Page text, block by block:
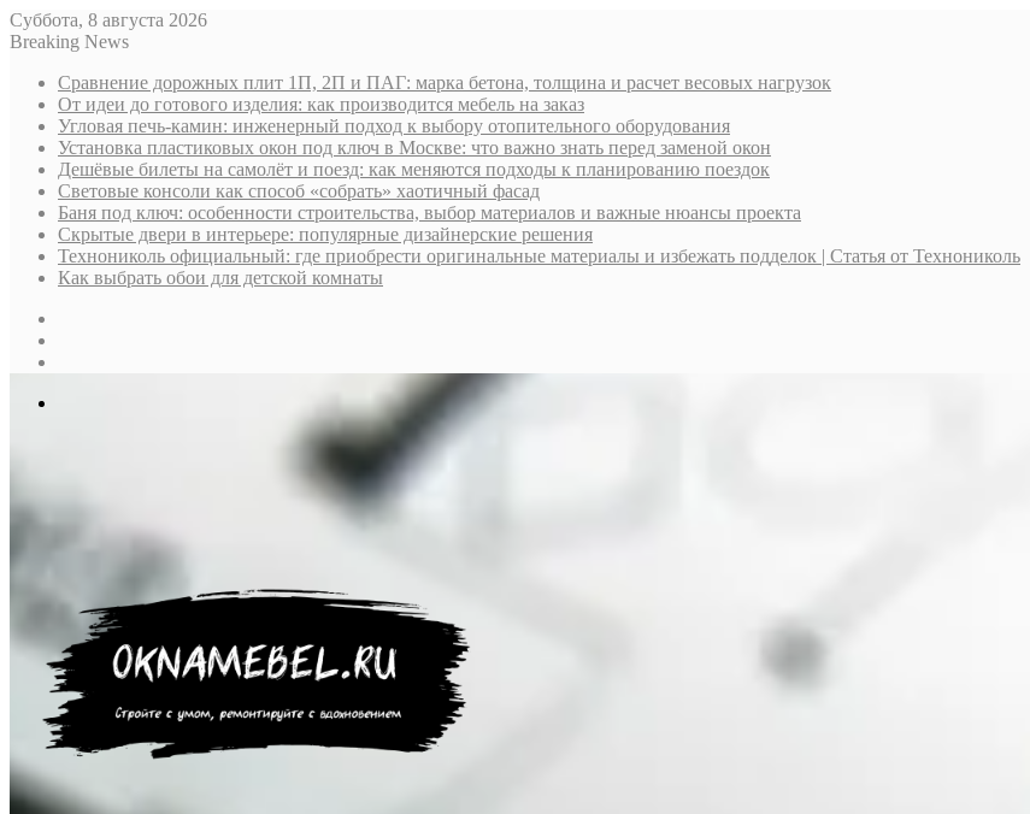
Суббота, 8 августа 2026
Breaking News
Сравнение дорожных плит 1П, 2П и ПАГ: марка бетона, толщина и расчет весовых нагрузок
От идеи до готового изделия: как производится мебель на заказ
Угловая печь-камин: инженерный подход к выбору отопительного оборудования
Установка пластиковых окон под ключ в Москве: что важно знать перед заменой окон
Дешёвые билеты на самолёт и поезд: как меняются подходы к планированию поездок
Световые консоли как способ «собрать» хаотичный фасад
Баня под ключ: особенности строительства, выбор материалов и важные нюансы проекта
Скрытые двери в интерьере: популярные дизайнерские решения
Технониколь официальный: где приобрести оригинальные материалы и избежать подделок | Статья от Технониколь
Как выбрать обои для детской комнаты